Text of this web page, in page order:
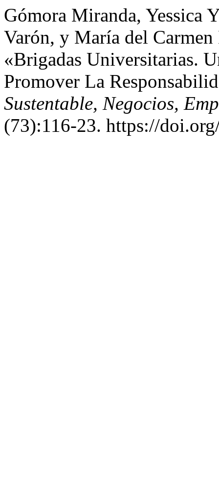
Gómora Miranda, Yessica
Varón, y María del
«Brigadas Universitarias.
Promover La
Sustentable, Negocios,
(73):116-23. https://